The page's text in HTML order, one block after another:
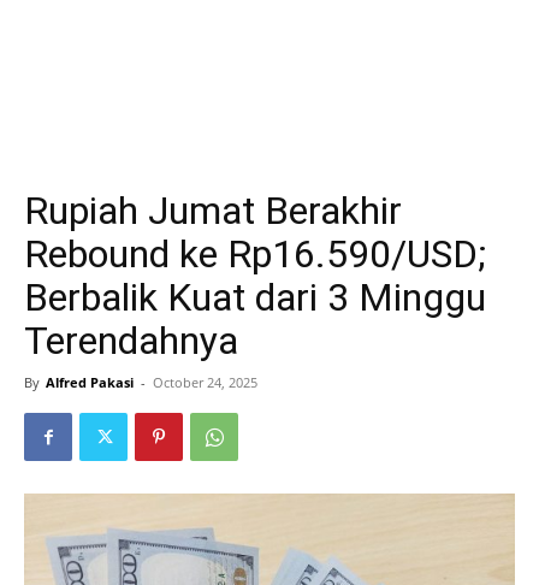
Rupiah Jumat Berakhir
Rebound ke Rp16.590/USD;
Berbalik Kuat dari 3 Minggu
Terendahnya
By Alfred Pakasi - October 24, 2025